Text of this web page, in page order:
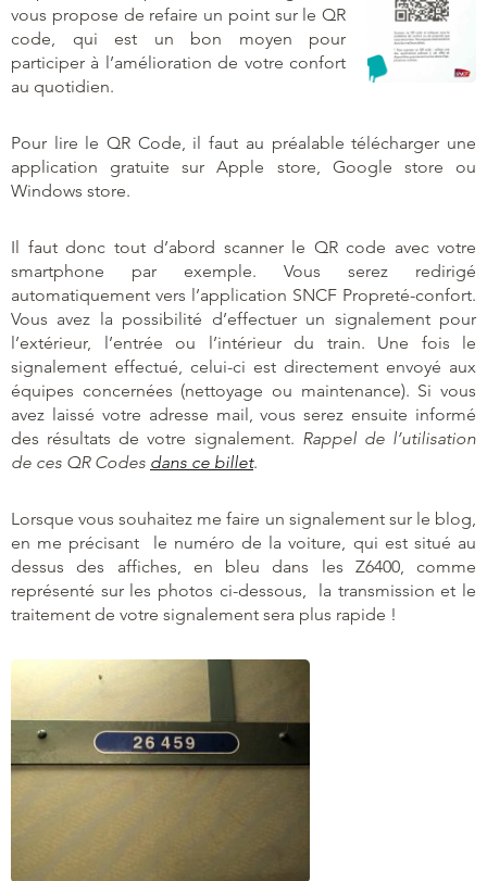
vous propose de refaire un point sur le QR
code, qui est un bon moyen pour
participer à l’amélioration de votre confort
au quotidien.
Pour lire le QR Code, il faut au préalable télécharger une
application gratuite sur Apple store, Google store ou
Windows store.
Il faut donc tout d’abord scanner le QR code avec votre
smartphone par exemple. Vous serez redirigé
automatiquement vers l’application SNCF Propreté-confort.
Vous avez la possibilité d’effectuer un signalement pour
l’extérieur, l’entrée ou l’intérieur du train. Une fois le
signalement effectué, celui-ci est directement envoyé aux
équipes concernées (nettoyage ou maintenance). Si vous
avez laissé votre adresse mail, vous serez ensuite informé
des résultats de votre signalement. Rappel de l’utilisation
de ces QR Codes dans ce billet.
Lorsque vous souhaitez me faire un signalement sur le blog,
en me précisant le numéro de la voiture, qui est situé au
dessus des affiches, en bleu dans les Z6400, comme
représenté sur les photos ci-dessous, la transmission et le
traitement de votre signalement sera plus rapide !